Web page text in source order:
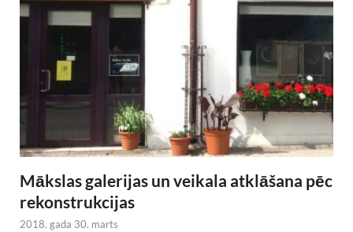
Mākslas galerijas un veikala atklāšana pēc
rekonstrukcijas
2018. gada 30. marts